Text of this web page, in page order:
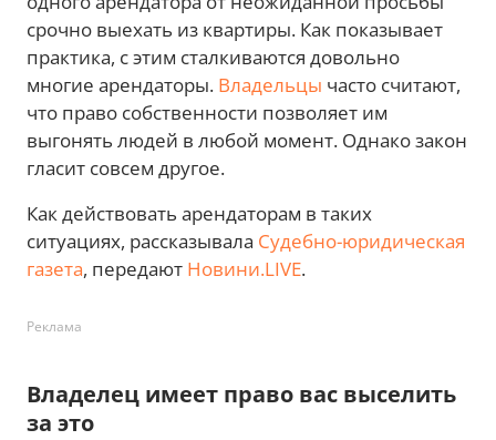
срочно выехать из квартиры. Как показывает
практика, с этим сталкиваются довольно
многие арендаторы. Владельцы часто считают,
что право собственности позволяет им
выгонять людей в любой момент. Однако закон
гласит совсем другое.
Как действовать арендаторам в таких
ситуациях, рассказывала Судебно-юридическая
газета, передают Новини.LIVE.
Реклама
Владелец имеет право вас выселить
за это